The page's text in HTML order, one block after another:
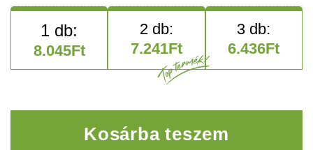
8.045Ft 7.241Ft 6.436Ft
Kosárba teszem